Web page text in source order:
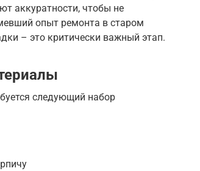
аккуратности, чтобы не
опыт ремонта в старом
– это критически важный этап.
следующий набор